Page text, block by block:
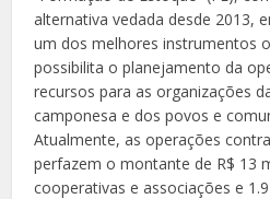
alternativa vedada desde 2013,
um dos melhores instrumentos
possibilita o planejamento da
recursos para as organizações
camponesa e dos povos e
Atualmente, as operações
perfazem o montante de R$ 13
cooperativas e associações e